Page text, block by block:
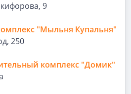
9
"Мыльня Купальня"
250
комплекс "Домик"